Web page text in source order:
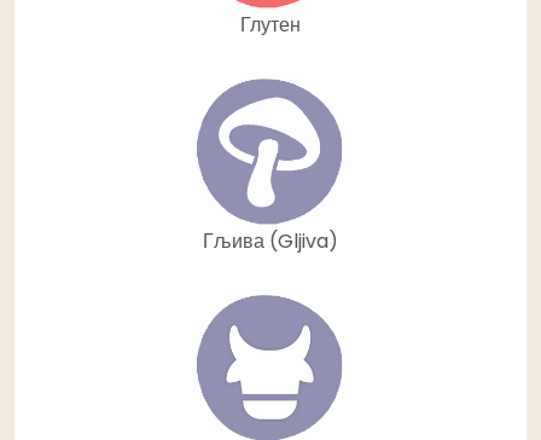
Глутен
Гљива (Gljiva)